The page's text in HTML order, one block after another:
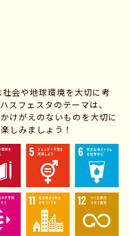
社会や地球環境を大切に考
スフェスタのテーマは、
けがえのないものを大切に
しみましょう！